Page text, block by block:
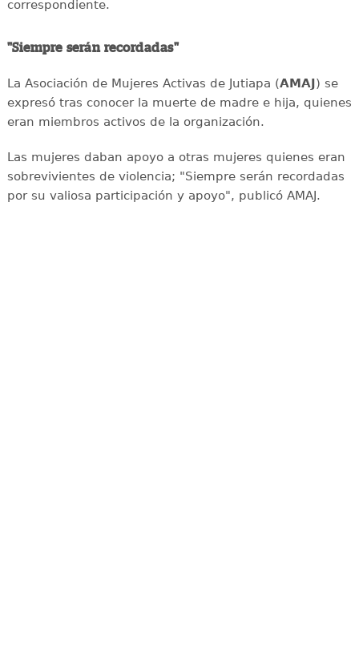
correspondiente.
"Siempre serán recordadas"
La Asociación de Mujeres Activas de Jutiapa (AMAJ) se
expresó tras conocer la muerte de madre e hija, quienes
eran miembros activos de la organización.
Las mujeres daban apoyo a otras mujeres quienes eran
sobrevivientes de violencia; "Siempre serán recordadas
por su valiosa participación y apoyo", publicó AMAJ.